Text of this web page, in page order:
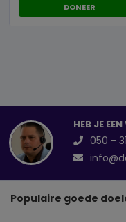
DONEER
HEB JE
050 -
Populaire goede